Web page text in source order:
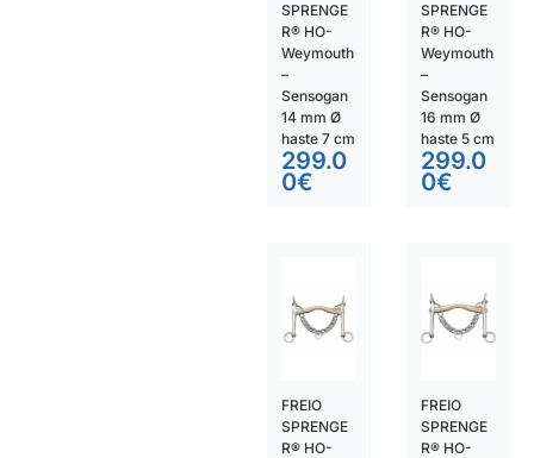
SPRENGE
R® HO-
Weymouth
–
Sensogan
14 mm Ø
haste 7 cm
299.0
0€
SPRENGE
R® HO-
Weymouth
–
Sensogan
16 mm Ø
haste 5 cm
299.0
0€
FREIO
SPRENGE
R® HO-
FREIO
SPRENGE
R® HO-